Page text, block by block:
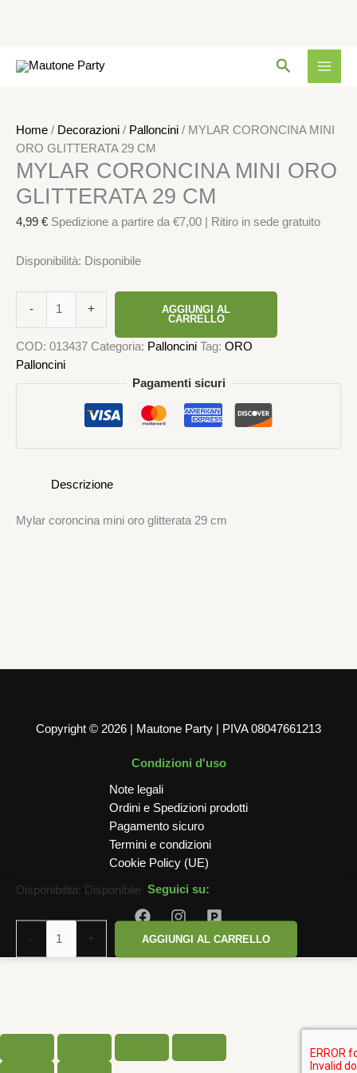
Cerca
Home / Decorazioni / Palloncini / MYLAR CORONCINA MINI
ORO GLITTERATA 29 CM
MYLAR CORONCINA MINI ORO
GLITTERATA 29 CM
4,99 € Spedizione a partire da €7,00 | Ritiro in sede gratuito
Disponibilità: Disponibile
-
CORONCINA
GLITTERATA
29
CM
+
AGGIUNGI AL
CARRELLO
COD: 013437 Categoria: Palloncini Tag: ORO
Palloncini
Pagamenti sicuri
Descrizione
Mylar coroncina mini oro glitterata 29 cm
Copyright © 2026 | Mautone Party | PIVA 08047661213
Condizioni d'uso
Note legali
Ordini e Spedizioni prodotti
Pagamento sicuro
Termini e condizioni
Cookie Policy (UE)
Seguici su:
Disponibilità: Disponibile
-
MYLAR
+ AGGIUNGI AL CARRELLO